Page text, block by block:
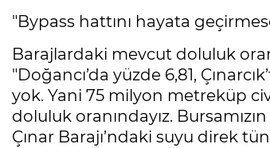
"Bypass hattını hayata
Barajlardaki mevcut doluluk
"Doğancı’da yüzde 6,81,
yok. Yani 75 milyon metreküp
doluluk oranındayız.
Çınar Barajı’ndaki suyu direk